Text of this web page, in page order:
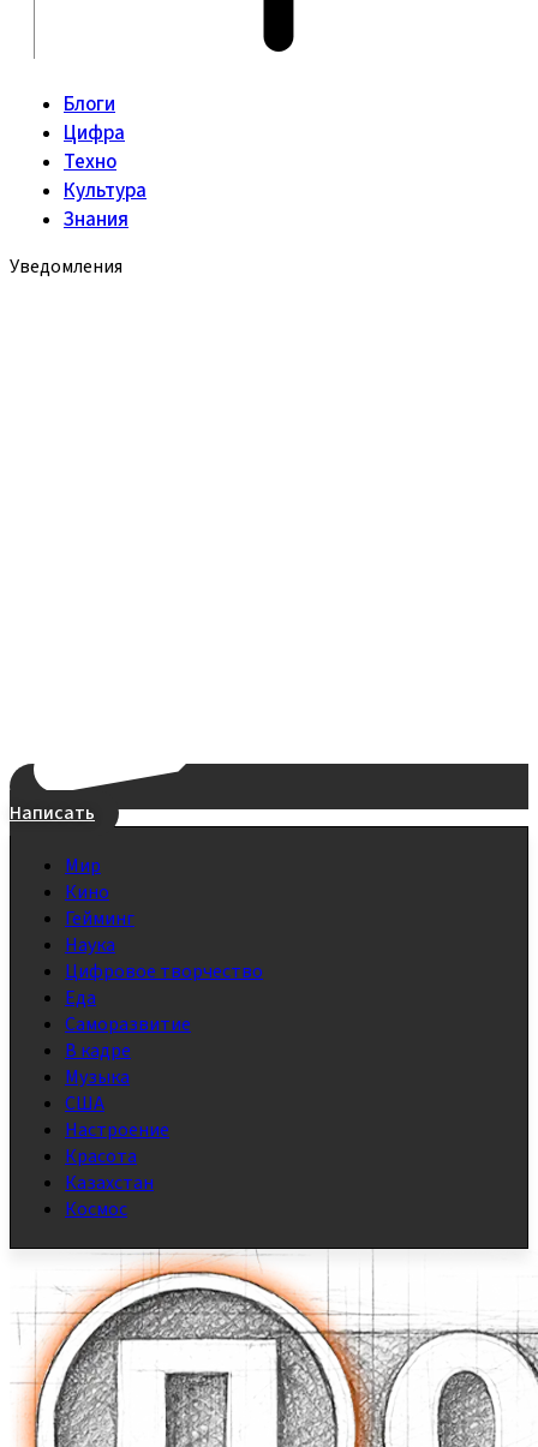
Блоги
Цифра
Техно
Культура
Знания
Уведомления
Написать
Мир
Кино
Гейминг
Наука
Цифровое творчество
Еда
Саморазвитие
В кадре
Музыка
США
Настроение
Красота
Казахстан
Космос